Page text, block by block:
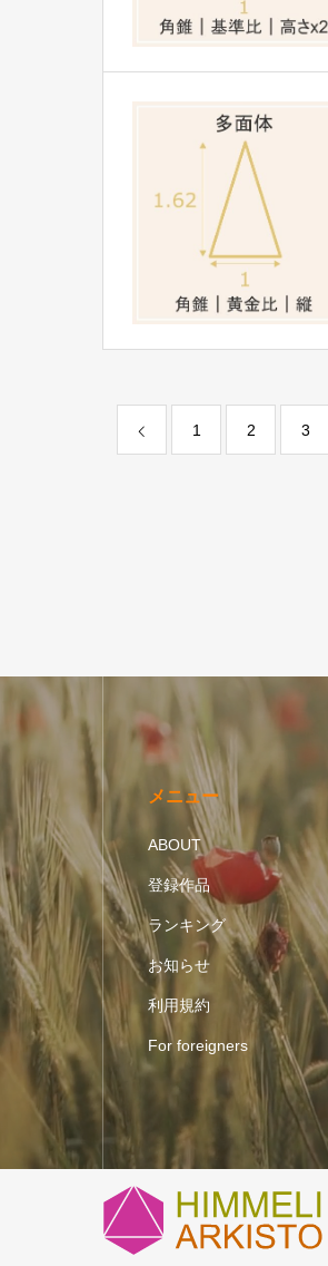
1 2 3
メニュー
ABOUT
登録作品
ランキング
お知らせ
利用規約
For foreigners